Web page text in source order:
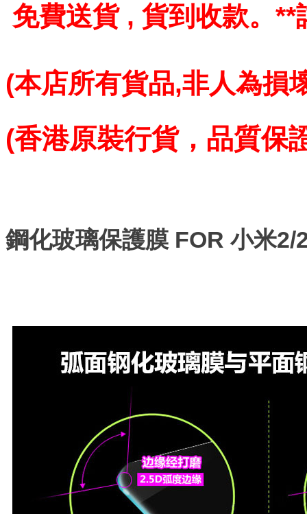
免費送貨 , 貨到收款。 **
(本店所有貨品,非人為損
(香港原裝行貨，品質保
鋼化玻璃保護膜 FOR 小米2/